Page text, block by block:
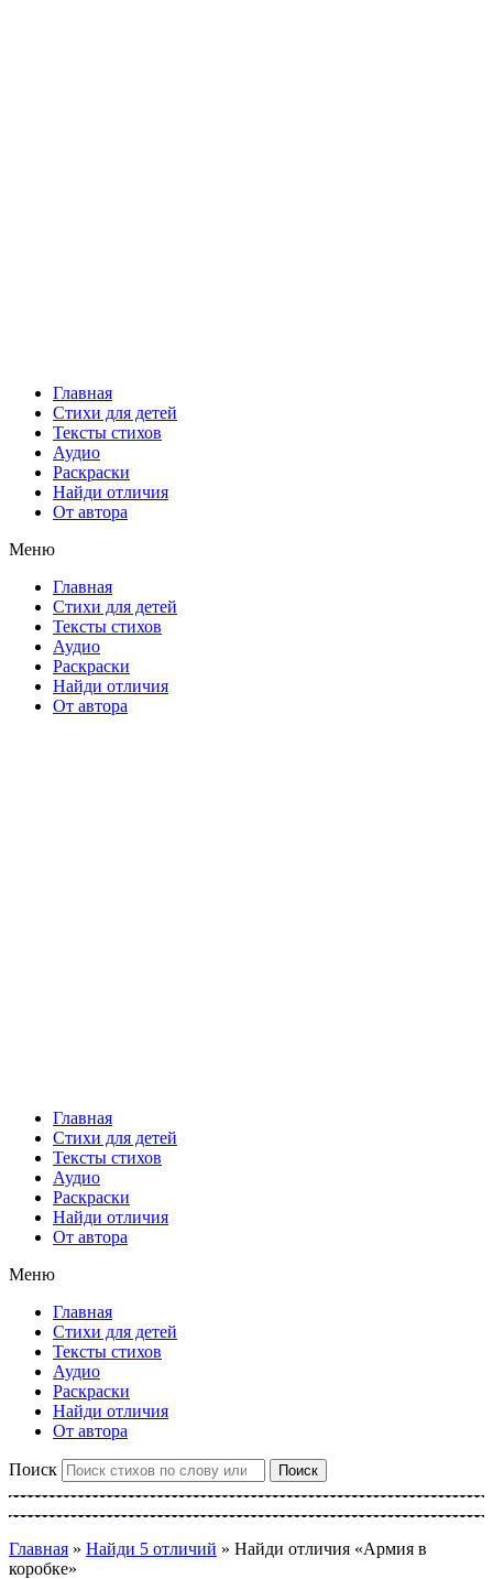
Главная
Стихи для детей
Тексты стихов
Аудио
Раскраски
Найди отличия
От автора
Меню
Главная
Стихи для детей
Тексты стихов
Аудио
Раскраски
Найди отличия
От автора
Главная
Стихи для детей
Тексты стихов
Аудио
Раскраски
Найди отличия
От автора
Меню
Главная
Стихи для детей
Тексты стихов
Аудио
Раскраски
Найди отличия
От автора
Поиск Поиск
Главная » Найди 5 отличий » Найди отличия «Армия в
коробке»